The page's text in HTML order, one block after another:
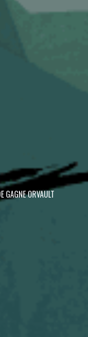
GAGNE ORVAULT